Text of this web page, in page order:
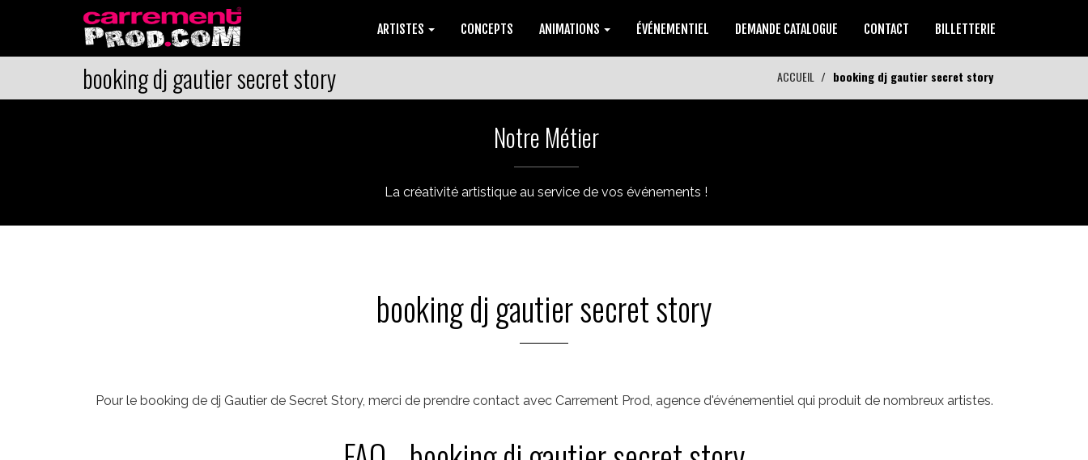
ARTISTES CONCEPTS ANIMATIONS ÉVÉNEMENTIEL DEMANDE CATALOGUE CONTACT BILLETTERIE
booking dj gautier secret story ACCUEIL booking dj gautier secret story
Notre Métier
La créativité artistique au service de vos événements !
booking dj gautier secret story
Pour le booking de dj Gautier de Secret Story, merci de prendre contact avec Carrement Prod, agence d'événementiel qui produit de nombreux artistes.